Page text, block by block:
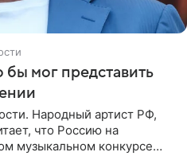
бы мог представить
Народный артист РФ,
что Россию на
музыкальном конкурсе